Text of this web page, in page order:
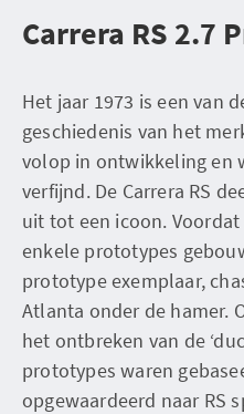
Carrera RS 2.7
Het jaar 1973 is een van
geschiedenis van het
volop in ontwikkeling en
verfijnd. De Carrera RS
uit tot een icoon.
enkele prototypes
prototype exemplaar,
Atlanta onder de hamer.
het ontbreken van de
prototypes waren
opgewaardeerd naar RS